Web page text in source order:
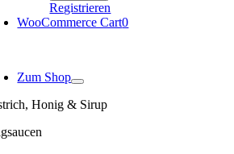
Registrieren
WooCommerce Cart0
Zum Shop
Honig & Sirup